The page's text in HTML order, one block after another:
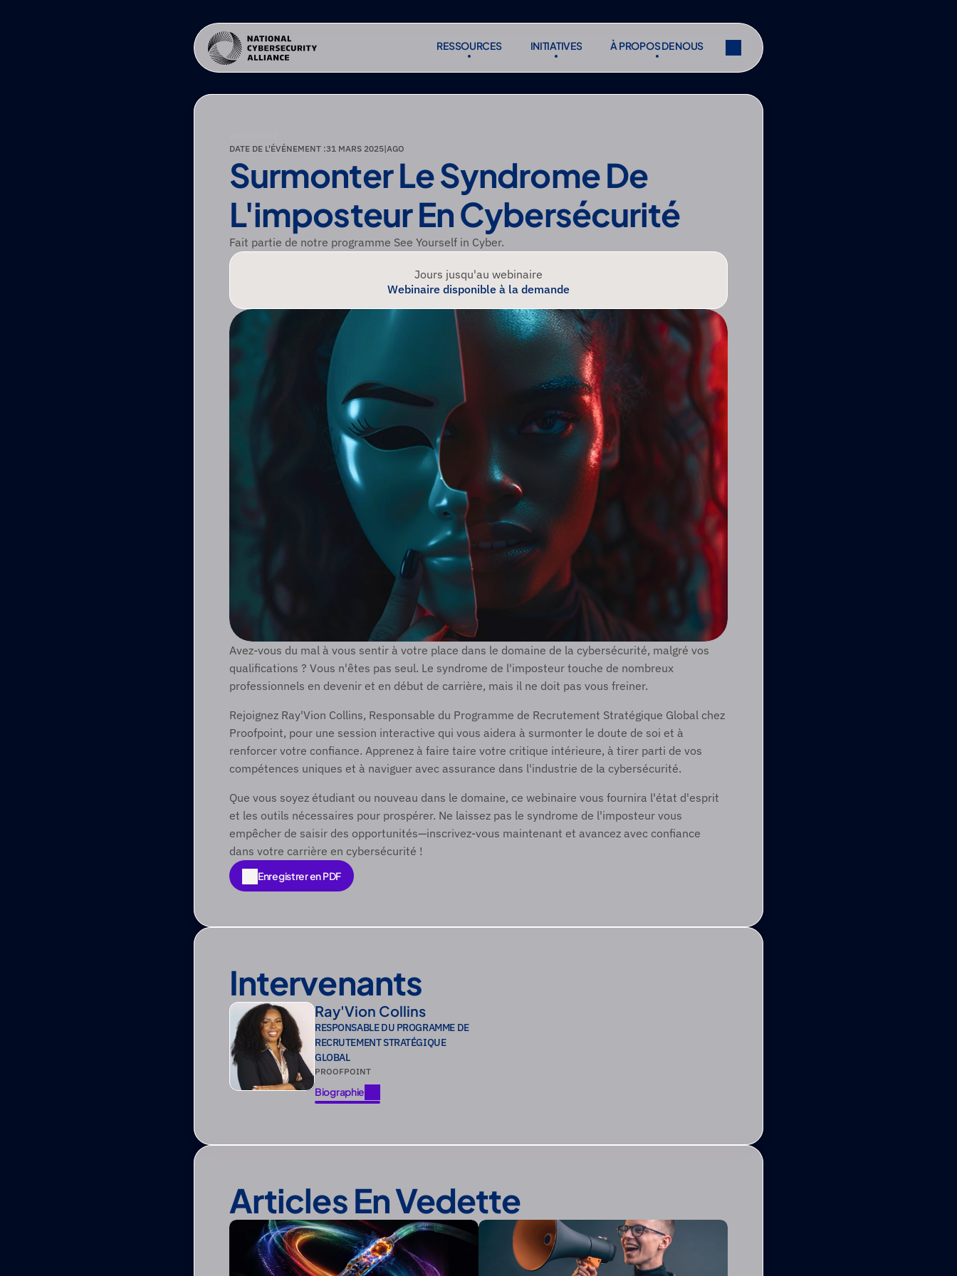
RESSOURCES
RESSOURCES
INITIATIVES
INITIATIVES
À PROPOS DE NOUS
À PROPOS DE NOUS
S'abonner
Partager
DATE DE L'ÉVÉNEMENT :31 MARS 2025|AGO
Surmonter Le Syndrome De
L'imposteur En Cybersécurité
Fait partie de notre programme See Yourself in Cyber.
Jours jusqu'au webinaire
Webinaire disponible à la demande
Avez-vous du mal à vous sentir à votre place dans le domaine de la cybersécurité, malgré vos
qualifications ? Vous n'êtes pas seul. Le syndrome de l'imposteur touche de nombreux
professionnels en devenir et en début de carrière, mais il ne doit pas vous freiner.
Rejoignez Ray'Vion Collins, Responsable du Programme de Recrutement Stratégique Global chez
Proofpoint, pour une session interactive qui vous aidera à surmonter le doute de soi et à
renforcer votre confiance. Apprenez à faire taire votre critique intérieure, à tirer parti de vos
compétences uniques et à naviguer avec assurance dans l'industrie de la cybersécurité.
Que vous soyez étudiant ou nouveau dans le domaine, ce webinaire vous fournira l'état d'esprit
et les outils nécessaires pour prospérer. Ne laissez pas le syndrome de l'imposteur vous
empêcher de saisir des opportunités—inscrivez-vous maintenant et avancez avec confiance
dans votre carrière en cybersécurité !
Enregistrer en PDF
Enregistrer en PDF
Intervenants
Ray'Vion Collins
RESPONSABLE DU PROGRAMME DE
RECRUTEMENT STRATÉGIQUE
GLOBAL
PROOFPOINT
Biographie
Biographie
Articles En Vedette